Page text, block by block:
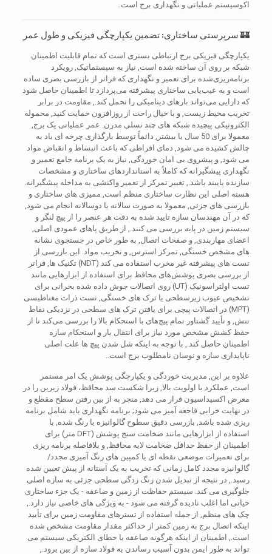
اکوسیستم عملیاتی و نگهداری برج است..
🏰 سرپرستی ساختاری: تضمین یکپارچگی فیزیکی و طول عمر
یکپارچگی فیزیکی برج ارتباطی بستری است که تمام قابلیت اطمینان
شبکه بر روی آن ساخته شده است, نیاز به سیستماتیک, رویکرد
برنامه‌ریزی‌شده برای تعمیر و نگهداری که فراتر از بازرسی بصری ساده
است و به عیب‌یابی ساختاری پیشرفته می‌پردازد تا اطمینان حاصل شود
که دارایی می‌تواند بارهای دینامیکی را تحمل کند., مقاومت در برابر
تخریب محیط زیست, و با خیال راحت از روزافزون حمایت کنید, محموله
الکترونیکی پیچیده شبکه های چند نسلی مدرن. عمر عملیاتی یک برج,
معمولا برای 50 سال یا بیشتر, دائماً توسط بارگذاری چرخه ای باد به
چالش کشیده می شود, دمای افراطی که باعث انبساط و انقباض مواد
می شود, و پیشروی بی امان خوردگی, نیاز به یک برنامه جامع تعمیر و
نگهداری پیشگیرانه که کاملاً به استانداردهای ساختاری و مشخصات
سازنده پایبند باشد., تغییر تمرکز از تعمیر واکنشی به مداخله پیشگیرانه.
هسته اصلی این نظارت ساختاری منظم است, ممیزی های ساختاری و
بازرسی های جزئی, معمولا به صورت سالانه یا دوسالانه انجام می شود,
که در آن مهندسان سازه تایید شده به دقت هر عنصر را از پیچ لنگر و
سیستم زمین در پایه بررسی می کنند., از طریق پاهای عمودی اصلی,
اعضای مهاربندی, و صفحات اتصال, به طور خاص در جستجوی نشانه
های مشخص خستگی, تمرکز استرس, و تخریب مواد. این بازرسی از
تست های پیشرفته غیر مخرب استفاده می کند (NDT) تکنیک ها, فراتر
از بررسی بصری پوشش‌های محافظ برای استفاده از ابزارهایی مانند
تست اولتراسونیک (UT) روی اتصالات جوش داده شده بحرانی برای
تشخیص عیوب زیرسطحی یا ترک های خستگی, تست ذرات مغناطیسی
(MPT) در اتصالات پیچی برای یافتن ترک های سطحی در نزدیکی نقاط
تنش, و تأیید گشتاور تمام پیچ‌های با استحکام بالا را بررسی می‌کند تا از
حفظ کشش مشخص مورد نیاز برای انتقال بار و استحکام سازه
اطمینان حاصل کند., با توجه به اینکه شل شدن پیچ ها علت اصلی
ناپایداری سازه و نوسان نامطلوب برج است..
علاوه بر این, مدیریت خوردگی و یکپارچگی پوشش یک امر مستمر
است, عملکرد با اولویت بالا, زیرا شکست سد محافظ، فولاد زیرین را در
معرض اکسیداسیون قرار می دهد, منجر به از بین رفتن سطح مقطع و
در نهایت خرابی فاجعه آمیز می شود; برنامه نگهداری باید شامل برنامه
ریزی شده باشد, بازرسی دقیق سطوح گالوانیزه یا رنگ شده, با
استفاده از ابزارهایی مانند ضخامت سنج پوشش (DFT متر) برای
اطمینان از حفظ حداقل ضخامت لایه محافظ, و بلافاصله برنامه ریزی
برای تعمیرات موضعی نقطه ای یا کمپین های رنگ آمیزی مجدد/
گالوانیزه مجدد کامل زمانی که تخریب به یک آستانه از پیش تعیین شده
رسید., در نتیجه از تبدیل شدن زنگ زدگی سطحی جزئی به سازه اصلی
جلوگیری می کند. سیستم حفاظت از زمین و صاعقه - یک جزء ساختاری
حیاتی اما اغلب نادیده گرفته می شود - به ویژگی های خاصی نیاز دارد.,
چک های منظم, از جمله استفاده از تسترهای مقاومت زمین برای تأیید
اینکه اتصال برج به زمین کمتر از حداکثر مقدار مقاومت مشخص شده
است., اطمینان از اینکه هرگونه صاعقه یا خطای الکتریکی سیستم می
تواند به طور ایمن بدون آسیب رساندن به فولاد سازه از بین برود.,